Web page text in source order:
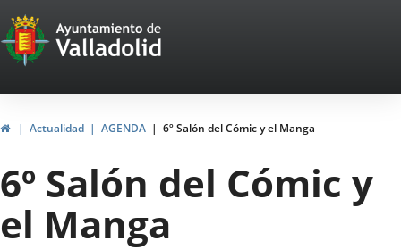
Portal
Web
del
Ayuntamiento
de
Valladolid
InicioActualidad AGENDA 6º Salón del Cómic y el Manga
6º Salón del Cómic y
el Manga